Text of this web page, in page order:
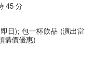
45 分
日); 包一杯飲品 (演出當
購價優惠)